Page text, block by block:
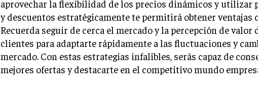
aprovechar la flexibilidad de los precios dinámicos y utilizar
y descuentos estratégicamente te permitirá obtener ventajas
Recuerda seguir de cerca el mercado y la percepción de valor
clientes para adaptarte rápidamente a las fluctuaciones y
mercado. Con estas estrategias infalibles, serás capaz de
mejores ofertas y destacarte en el competitivo mundo